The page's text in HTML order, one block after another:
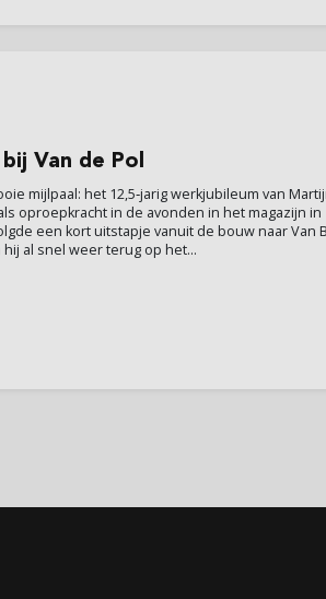
Van de Pol
mijlpaal: het 12,5‑jarig werkjubileum van
oproepkracht in de avonden in het magazijn in
een kort uitstapje vanuit de bouw naar Van
hij al snel weer terug op het...